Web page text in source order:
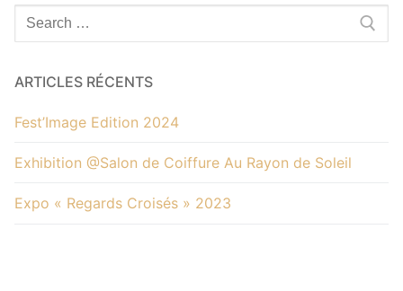
Rechercher
:
ARTICLES RÉCENTS
Fest’Image Edition 2024
Exhibition @Salon de Coiffure Au Rayon de Soleil
Expo « Regards Croisés » 2023